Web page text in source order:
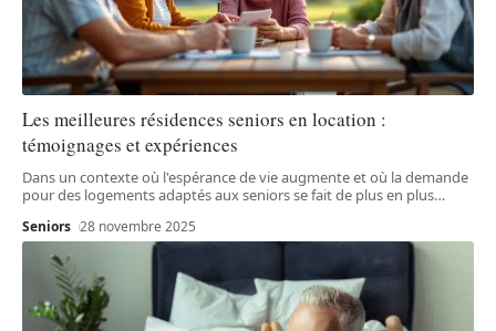
Les meilleures résidences seniors en location :
témoignages et expériences
Dans un contexte où l'espérance de vie augmente et où la demande
pour des logements adaptés aux seniors se fait de plus en plus…
Seniors 28 novembre 2025